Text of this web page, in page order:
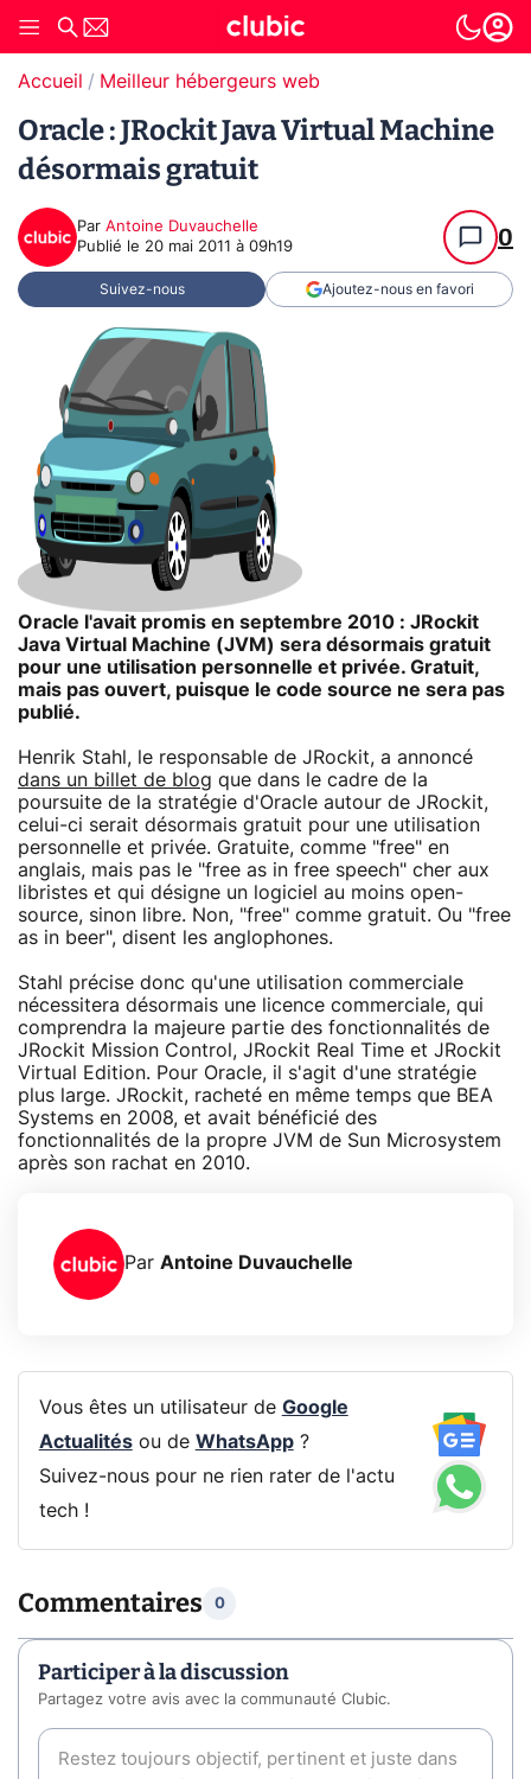
Accueil Meilleur hébergeurs web
Oracle : JRockit Java Virtual Machine
désormais gratuit
Par Antoine Duvauchelle
Publié le 20 mai 2011 à 09h19 0
Suivez-nous Ajoutez-nous en favori
Oracle l'avait promis en septembre 2010 : JRockit
Java Virtual Machine (JVM) sera désormais gratuit
pour une utilisation personnelle et privée. Gratuit,
mais pas ouvert, puisque le code source ne sera pas
publié.
Henrik Stahl, le responsable de JRockit, a annoncé
dans un billet de blog que dans le cadre de la
poursuite de la stratégie d'Oracle autour de JRockit,
celui-ci serait désormais gratuit pour une utilisation
personnelle et privée. Gratuite, comme "free" en
anglais, mais pas le "free as in free speech" cher aux
libristes et qui désigne un logiciel au moins open-
source, sinon libre. Non, "free" comme gratuit. Ou "free
as in beer", disent les anglophones.
Stahl précise donc qu'une utilisation commerciale
nécessitera désormais une licence commerciale, qui
comprendra la majeure partie des fonctionnalités de
JRockit Mission Control, JRockit Real Time et JRockit
Virtual Edition. Pour Oracle, il s'agit d'une stratégie
plus large. JRockit, racheté en même temps que BEA
Systems en 2008, et avait bénéficié des
fonctionnalités de la propre JVM de Sun Microsystem
après son rachat en 2010.
Par Antoine Duvauchelle
Vous êtes un utilisateur de Google
Actualitésou de WhatsApp?
Suivez-nous pour ne rien rater de l'actu
tech !
Commentaires 0
Participer à la discussion
Partagez votre avis avec la communauté Clubic.